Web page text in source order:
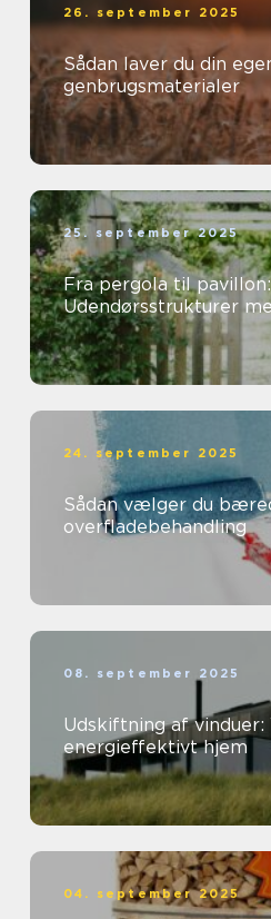
26. september 2025
Sådan laver du din
genbrugsmaterialer
25. september 2025
Fra pergola til pavillon:
Udendørsstrukturer
24. september 2025
Sådan vælger du
overfladebehandling
08. september 2025
Udskiftning af
energieffektivt hjem
04. september 2025